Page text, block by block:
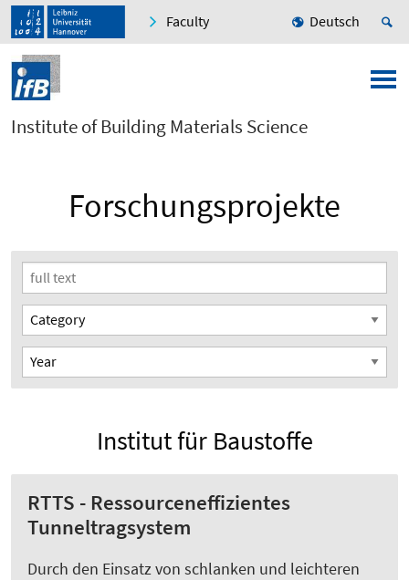
Faculty Deutsch
Institute of Building Materials Science
Forschungsprojekte
Institut für Baustoffe
RTTS - Ressourceneffizientes
Tunneltragsystem
Durch den Einsatz von schlanken und leichteren